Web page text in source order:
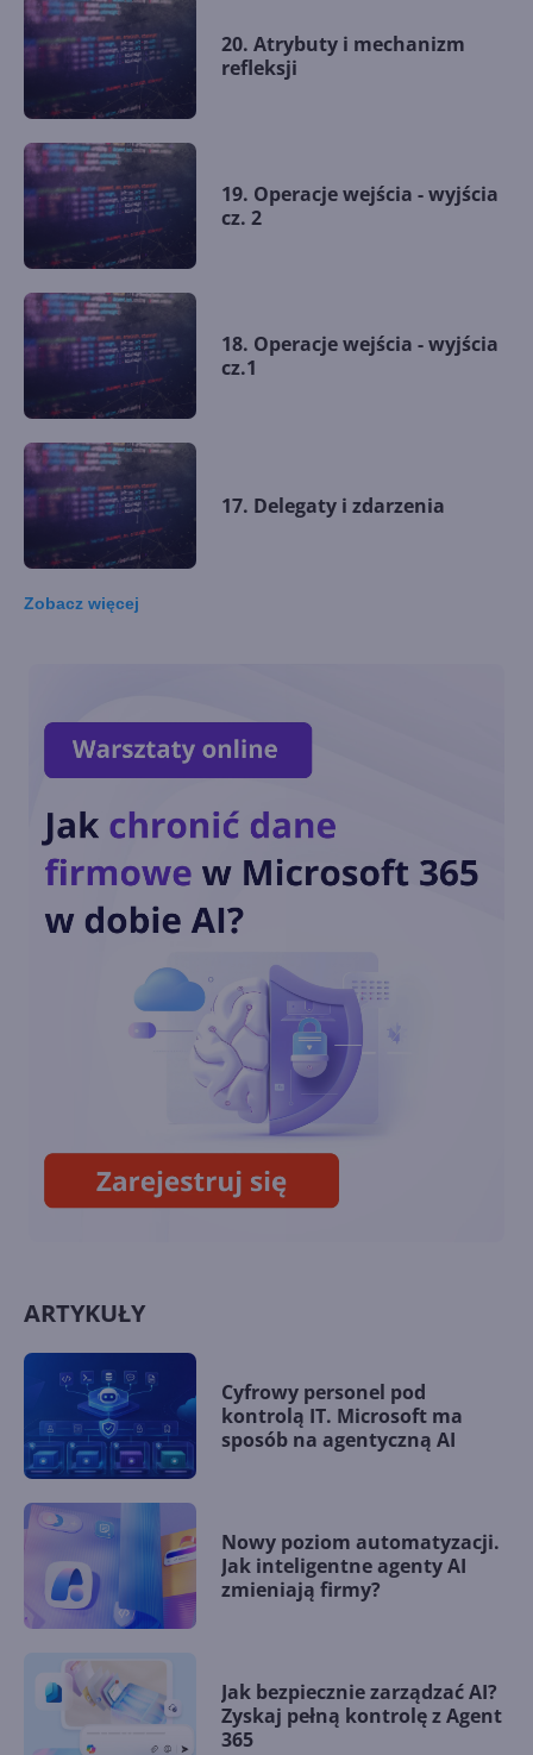
20. Atrybuty i mechanizm
refleksji
19. Operacje wejścia - wyjścia
cz. 2
18. Operacje wejścia - wyjścia
cz.1
17. Delegaty i zdarzenia
15. Wyjątki - część I
13. Łańcuchy w C# 2.0
Zobacz więcej
ARTYKUŁY
Cyfrowy personel pod
kontrolą IT. Microsoft ma
sposób na agentyczną AI
Nowy poziom automatyzacji.
Jak inteligentne agenty AI
zmieniają firmy?
Jak bezpiecznie zarządzać AI?
Zyskaj pełną kontrolę z Agent
365